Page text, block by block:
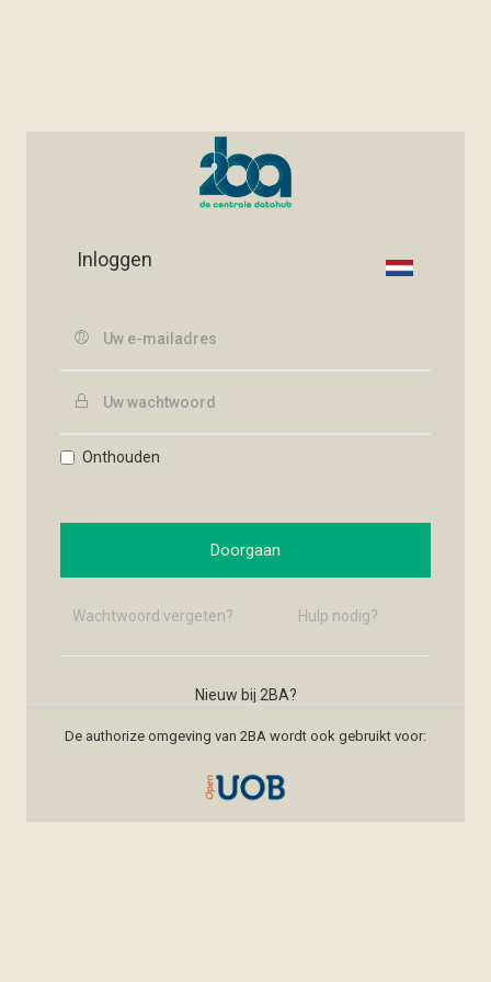
Inloggen
Onthouden
Doorgaan
Wachtwoord vergeten? Hulp nodig?
Nieuw bij 2BA?
Nieuw account maken
De authorize omgeving van 2BA wordt ook gebruikt voor: